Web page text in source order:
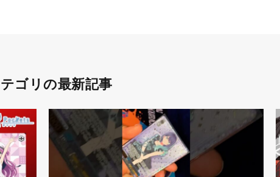
ゴリの最新記事